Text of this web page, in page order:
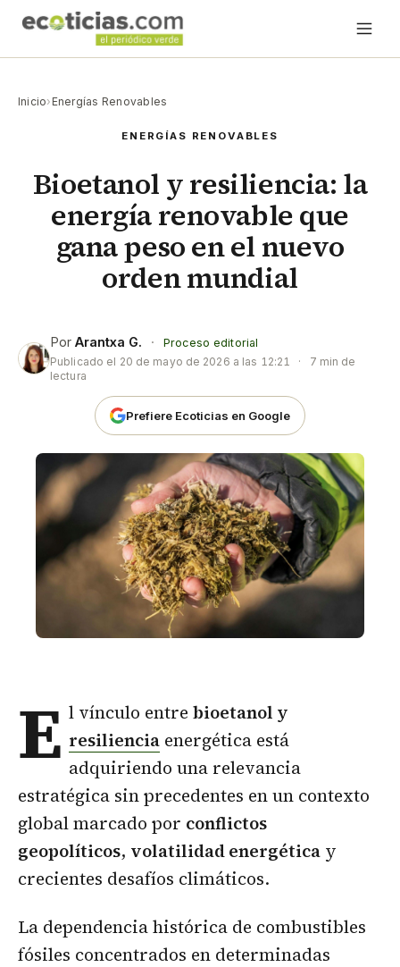
Inicio› Energías Renovables
ENERGÍAS RENOVABLES
Bioetanol y resiliencia: la
energía renovable que
gana peso en el nuevo
orden mundial
Por Arantxa G. ·
Proceso editorial
Publicado el 20 de mayo de 2026 a las 12:21 ·
7 min de
lectura
Prefiere Ecoticias en Google
E l vínculo entrebioetanol y
resiliencia energética está
adquiriendo una relevancia
estratégica sin precedentes en un contexto
global marcado por conflictos
geopolíticos, volatilidad energética y
crecientes desafíos climáticos.
La dependencia histórica de combustibles
fósiles concentrados en determinadas